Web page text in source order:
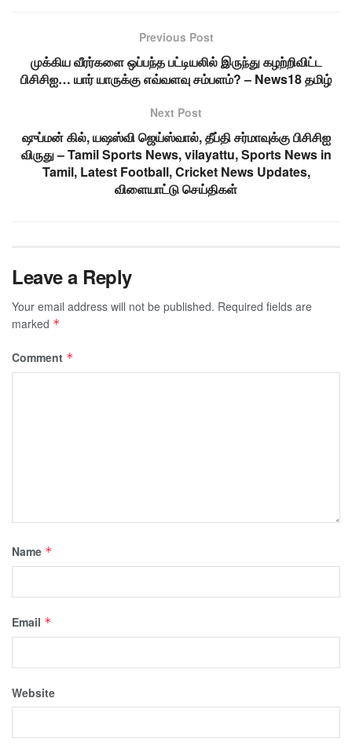
Previous Post
முக்கிய வீரர்களை ஒப்பந்த பட்டியலில் இருந்து கழற்றிவிட்ட
பிசிசிஐ… யார் யாருக்கு எவ்வளவு சம்பளம்? – News18 தமிழ்
Next Post
ஷுப்மன் கில், யஷஸ்வி ஜெய்ஸ்வால், தீப்தி சர்மாவுக்கு பிசிசிஐ
விருது – Tamil Sports News, vilayattu, Sports News in
Tamil, Latest Football, Cricket News Updates,
விளையாட்டு செய்திகள்
Leave a Reply
Your email address will not be published. Required fields are
marked *
Comment *
Name *
Email *
Website